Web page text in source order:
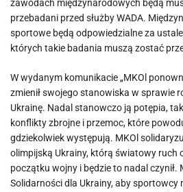
zawodach międzynarodowych będą
przebadani przed służby WADA.
sportowe będą odpowiedzialne za
których takie badania muszą zostać
W wydanym komunikacie „MKOl
zmienił swojego stanowiska w sprawie
Ukrainę. Nadal stanowczo ją potępia,
konflikty zbrojne i przemoc, które
gdziekolwiek występują. MKOl
olimpijską Ukrainy, którą światowy ruch
początku wojny i będzie to nadal czynił.
Solidarności dla Ukrainy, aby sportowcy